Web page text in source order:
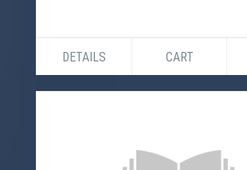
DETAILS CART